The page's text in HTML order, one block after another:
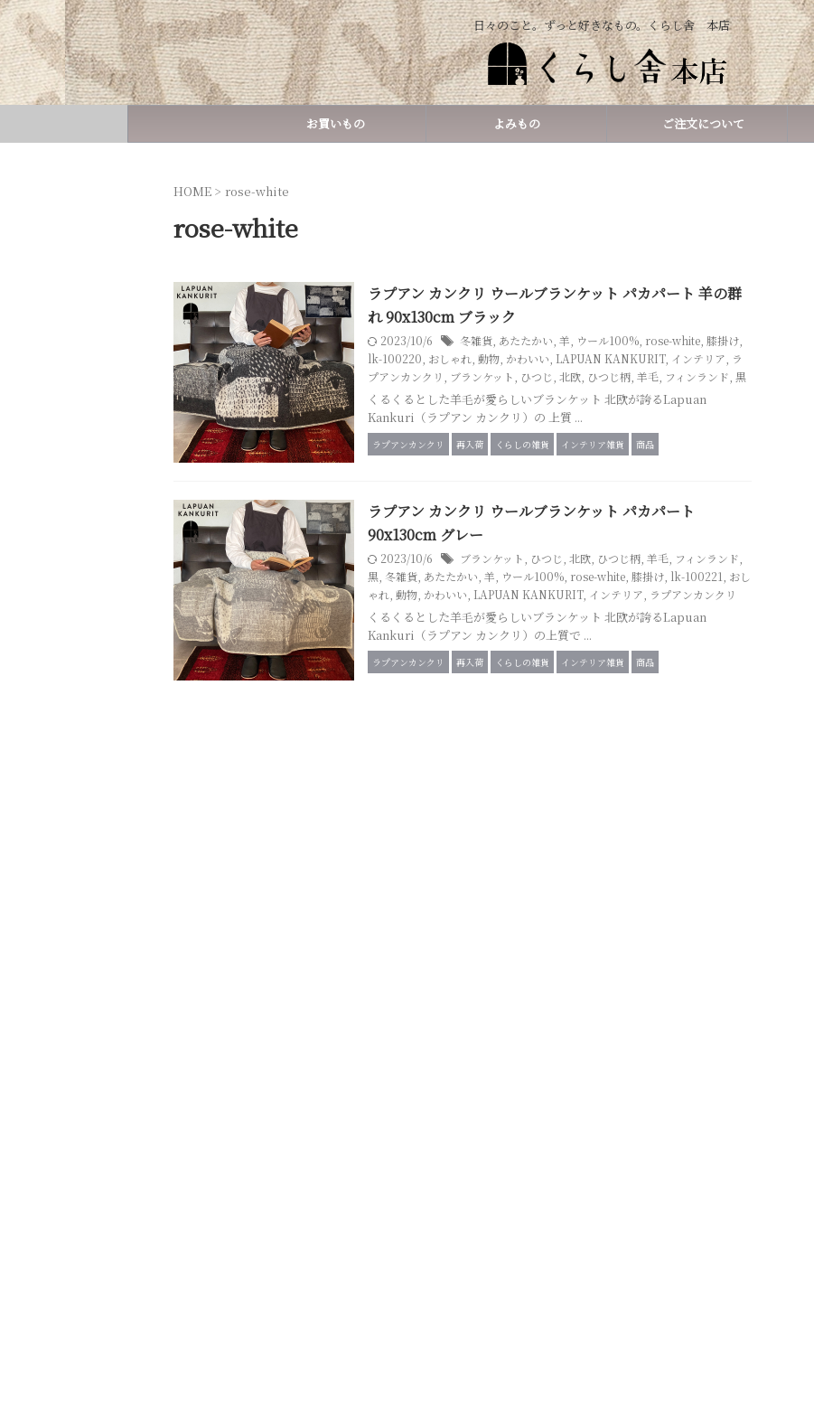
日々のこと。ずっと好きなもの。くらし舎 本店
お買いもの よみもの ご注文について
HOME > rose-white
rose-white
ラプアン カンクリ ウールブランケット パカパート 羊の群
れ 90x130cm ブラック
2023/10/6 冬雑貨 あたたかい 羊 ウール100% rose-white 膝掛け
lk-100220 おしゃれ 動物 かわいい LAPUAN KANKURIT, インテリア ラ
プアンカンクリ
ブランケット ひつじ 北欧 ひつじ柄 羊毛 フィンランド 黒
くるくるとした羊毛が愛らしいブランケット 北欧が誇るLapuan
Kankuri（ラプアン カンクリ）の 上質 ...
ラプアンカンクリ 再入荷 くらしの雑貨 インテリア雑貨 商品
ラプアン カンクリ ウールブランケット パカパート
90x130cm グレー
2023/10/6 ブランケット ひつじ 北欧 ひつじ柄 羊毛 フィンランド
黒 冬雑貨 あたたかい 羊 ウール100% rose-white 膝掛け lk-100221 おし
ゃれ 動物 かわいい LAPUAN KANKURIT, インテリア ラプアンカンクリ
くるくるとした羊毛が愛らしいブランケット 北欧が誇るLapuan
Kankuri（ラプアン カンクリ）の上質で ...
ラプアンカンクリ 再入荷 くらしの雑貨 インテリア雑貨 商品